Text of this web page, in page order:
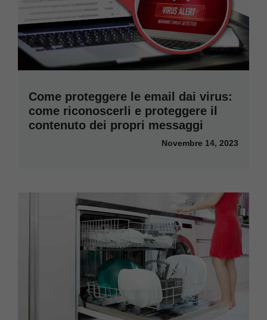
Come proteggere le email dai virus:
come riconoscerli e proteggere il
contenuto dei propri messaggi
Novembre 14, 2023